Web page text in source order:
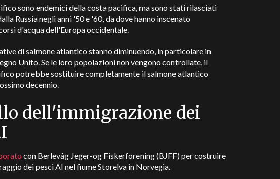
sono endemici della costa pacifica, ma sono stati rilasciati
Russia negli anni '50 e '60, da dove hanno inscenato
d'acqua dell'Europa occidentale.
di salmone atlantico stanno diminuendo, in particolare in
Unito. Se le loro popolazioni non vengono controllate, il
potrebbe sostituire completamente il salmone atlantico
decennio.
dell'immigrazione dei
con Berlevåg Jeger-og Fiskerforening (BJFF) per costruire
dei pesci AI nel fiume Storelva in Norvegia.